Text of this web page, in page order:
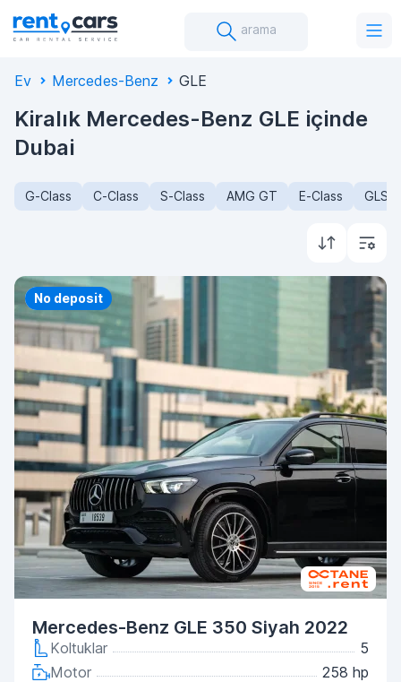
arama
Ev Mercedes-Benz GLE
Kiralık Mercedes-Benz GLE içinde
Dubai
G-Class C-Class S-Class AMG GT E-Class GLS-
Priority
No deposit
Mercedes-Benz GLE 350 Siyah 2022
Koltuklar
5
Motor
258 hp